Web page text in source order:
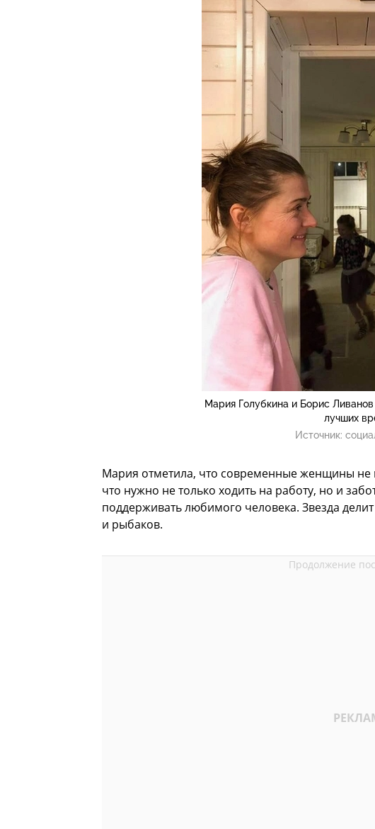
Мария Голубкина и Борис
лучших
Источник:
Мария отметила, что современные женщины не
что нужно не только ходить на работу, но и
поддерживать любимого человека. Звезда
и рыбаков.